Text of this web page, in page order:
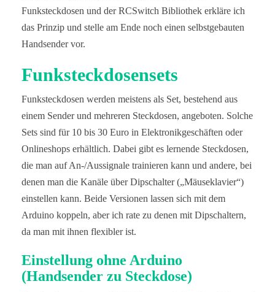
Funksteckdosen und der RCSwitch Bibliothek erkläre ich
das Prinzip und stelle am Ende noch einen selbstgebauten
Handsender vor.
Funksteckdosensets
Funksteckdosen werden meistens als Set, bestehend aus
einem Sender und mehreren Steckdosen, angeboten. Solche
Sets sind für 10 bis 30 Euro in Elektronikgeschäften oder
Onlineshops erhältlich. Dabei gibt es lernende Steckdosen,
die man auf An-/Aussignale trainieren kann und andere, bei
denen man die Kanäle über Dipschalter („Mäuseklavier“)
einstellen kann. Beide Versionen lassen sich mit dem
Arduino koppeln, aber ich rate zu denen mit Dipschaltern,
da man mit ihnen flexibler ist.
Einstellung ohne Arduino
(Handsender zu Steckdose)